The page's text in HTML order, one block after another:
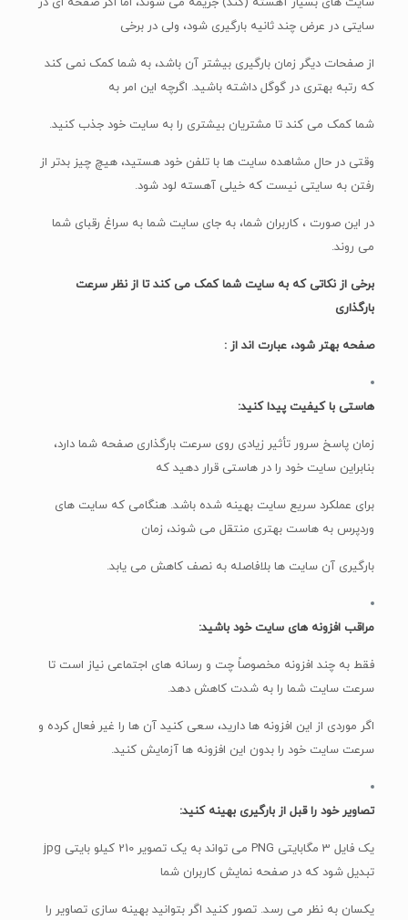
سایتی در عرض چند ثانیه بارگیری شود، ولی در برخی
از صفحات دیگر زمان بارگیری بیشتر آن باشد، به شما کمک نمی کند
که رتبه بهتری در گوگل داشته باشید. اگرچه این امر به
شما کمک می کند تا مشتریان بیشتری را به سایت خود جذب کنید.
وقتی در حال مشاهده سایت ها با تلفن خود هستید، هیچ چیز بدتر از
رفتن به سایتی نیست که خیلی آهسته لود شود.
در این صورت ، کاربران شما، به جای سایت شما به سراغ رقبای شما
می روند.
برخی از نکاتی که به سایت شما کمک می کند تا از نظر سرعت
بارگذاری
صفحه بهتر شود، عبارت اند از :
هاستی با کیفیت پیدا کنید:
زمان پاسخ سرور تأثیر زیادی روی سرعت بارگذاری صفحه شما دارد،
بنابراین سایت خود را در هاستی قرار دهید که
برای عملکرد سریع سایت بهینه شده باشد. هنگامی که سایت های
وردپرس به هاست بهتری منتقل می شوند، زمان
بارگیری آن سایت ها بلافاصله به نصف کاهش می یابد.
مراقب افزونه های سایت خود باشید:
فقط به چند افزونه مخصوصاً چت و رسانه های اجتماعی نیاز است تا
سرعت سایت شما را به شدت کاهش دهد.
اگر موردی از این افزونه ها دارید، سعی کنید آن ها را غیر فعال کرده و
سرعت سایت خود را بدون این افزونه ها آزمایش کنید.
تصاویر خود را قبل از بارگیری بهینه کنید:
یک فایل 3 مگابایتی PNG می تواند به یک تصویر 210 کیلو بایتی jpg
تبدیل شود که در صفحه نمایش کاربران شما
یکسان به نظر می رسد. تصور کنید اگر بتوانید بهینه سازی تصاویر را